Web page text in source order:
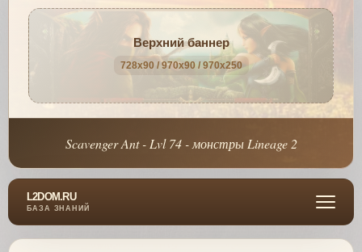
Верхний баннер
728x90 / 970x90 / 970x250
Scavenger Ant - Lvl 74 - монстры Lineage 2
L2DOM.RU
БАЗА ЗНАНИЙ